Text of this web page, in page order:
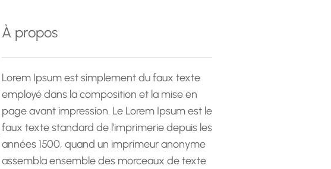
r
c
h
e
À propos
Lorem Ipsum est simplement du faux texte
employé dans la composition et la mise en
page avant impression. Le Lorem Ipsum est le
faux texte standard de l'imprimerie depuis les
années 1500, quand un imprimeur anonyme
assembla ensemble des morceaux de texte